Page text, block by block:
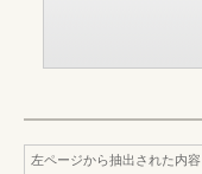
左ページから抽出された内容